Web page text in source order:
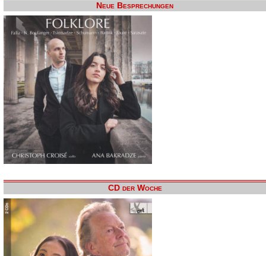
Neue Besprechungen
CD der Woche